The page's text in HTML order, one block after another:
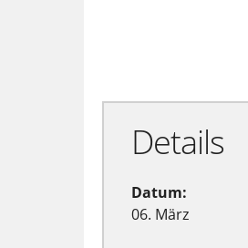
Details
Datum:
06. März